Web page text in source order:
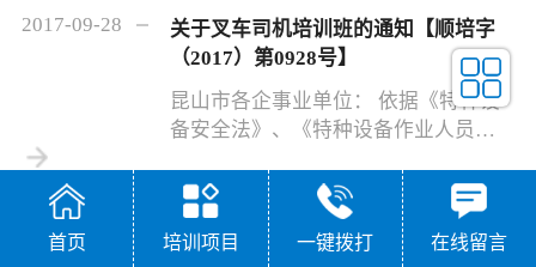
上下载申请表格填写申请表。 二、 培
训课程、课时 依据江苏省特种作业培
训大纲和国家技能培训大纲执行。
三、 培训
修电工（初级技能等级证和上岗证）
培训班有关事项通知如下： 一、 培训
对象及条件 1. 待业、再就业、在职从
事电工工作有一定实习经历或无基础
人员。 2. 18 -60 周岁，初中以上学
照 5 张，符合体检要求， 到本校或网
上下载申请表格填写申请表。 二、 培
训课程、课时 依据江苏省特种作业培
2017-09-28
关于叉车司机培训班的通知【顺培字
（2017）第0928号】
昆山市各企事业单位： 依据《特种设
备安全法》、《特种设备作业人员考
管理局（原质监局）有关培训工作的
要求，2017年 叉车司机作业人员证第
十四期 定于10月14日开班，具体事宜
2017-08-31
关于举办维修电工培训班的通知【顺
培字（2017）第0825号】
首页 培训项目 一键拨打 在线留言